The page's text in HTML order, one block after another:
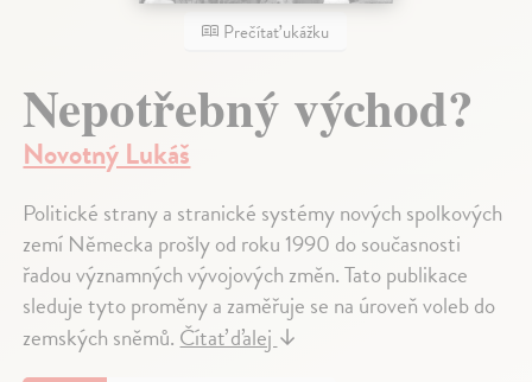
Prečítať ukážku
Nepotřebný východ?
Novotný Lukáš
Politické strany a stranické systémy nových spolkových
zemí Německa prošly od roku 1990 do současnosti
řadou významných vývojových změn. Tato publikace
sleduje tyto proměny a zaměřuje se na úroveň voleb do
zemských sněmů.Čítať ďalej↓